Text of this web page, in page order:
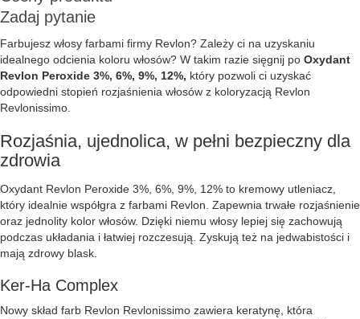
Zadaj pytanie
Farbujesz włosy farbami firmy Revlon? Zależy ci na uzyskaniu
idealnego odcienia koloru włosów? W takim razie sięgnij po Oxydant
Revlon Peroxide 3%, 6%, 9%, 12%, który pozwoli ci uzyskać
odpowiedni stopień rozjaśnienia włosów z koloryzacją Revlon
Revlonissimo.
Rozjaśnia, ujednolica, w pełni bezpieczny dla
zdrowia
Oxydant Revlon Peroxide 3%, 6%, 9%, 12% to kremowy utleniacz,
który idealnie współgra z farbami Revlon. Zapewnia trwałe rozjaśnienie
oraz jednolity kolor włosów. Dzięki niemu włosy lepiej się zachowują
podczas układania i łatwiej rozczesują. Zyskują też na jedwabistości i
mają zdrowy blask.
Ker-Ha Complex
Nowy skład farb Revlon Revlonissimo zawiera keratynę, która